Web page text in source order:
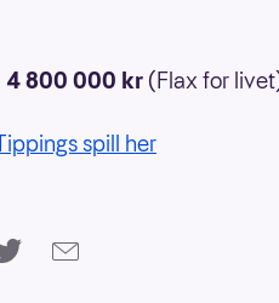
4 800 000 kr (Flax for
spill her